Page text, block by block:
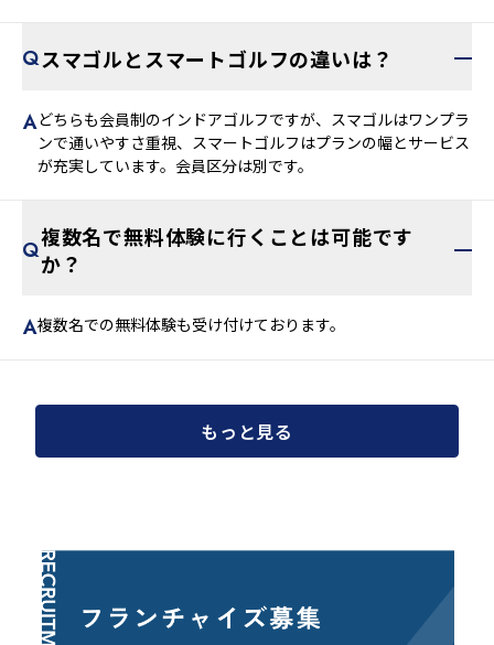
スマゴルとスマートゴルフの違いは？
どちらも会員制のインドアゴルフですが、スマゴルはワンプラ
ンで通いやすさ重視、スマートゴルフはプランの幅とサービス
が充実しています。会員区分は別です。
複数名で無料体験に行くことは可能です
か？
複数名での無料体験も受け付けております。
もっと見る